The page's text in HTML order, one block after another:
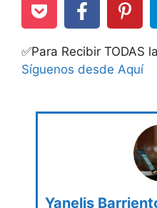
✅Para Recibir TODAS
Síguenos desde Aquí
Yanelis